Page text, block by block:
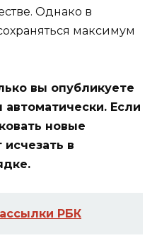
Однако в
максимум
вы опубликуете
автоматически. Если
новые
в
РБК